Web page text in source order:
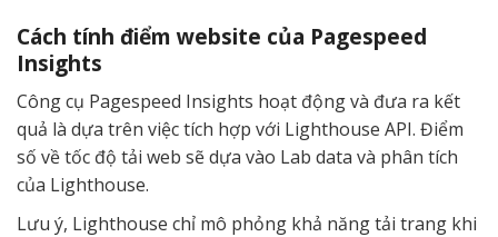
Cách tính điểm website của Pagespeed
Insights
Công cụ Pagespeed Insights hoạt động và đưa ra kết
quả là dựa trên việc tích hợp với Lighthouse API. Điểm
số về tốc độ tải web sẽ dựa vào Lab data và phân tích
của Lighthouse.
Lưu ý, Lighthouse chỉ mô phỏng khả năng tải trang khi